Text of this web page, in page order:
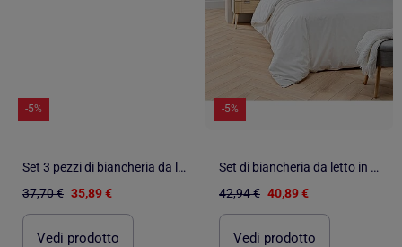
-5%
Set 3 pezzi di biancheria da letto in cotone a quadretti, copertina + federe
37,70 € 35,89 €
Vedi prodotto
-5%
Set di biancheria da letto in cotone con ricamo fine
42,94 € 40,89 €
Vedi prodotto